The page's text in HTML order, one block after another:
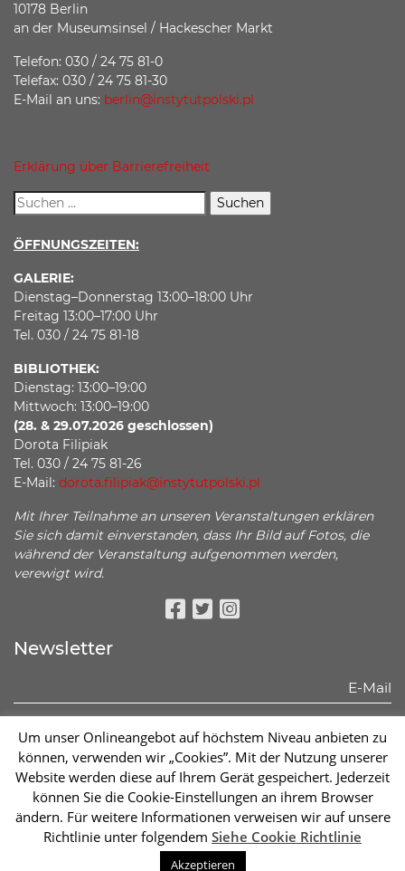
10178 Berlin
an der Museumsinsel / Hackescher Markt
Telefon: 030 / 24 75 81-0
Telefax: 030 / 24 75 81-30
E-Mail an uns: berlin@instytutpolski.pl
Erklärung über Barrierefreiheit
ÖFFNUNGSZEITEN:
GALERIE:
Dienstag–Donnerstag 13:00–18:00 Uhr
Freitag 13:00–17:00 Uhr
Tel. 030 / 24 75 81-18
BIBLIOTHEK:
Dienstag: 13:00–19:00
Mittwoch: 13:00–19:00
(28. & 29.07.2026 geschlossen)
Dorota Filipiak
Tel. 030 / 24 75 81-26
E-Mail: dorota.filipiak@instytutpolski.pl
Mit Ihrer Teilnahme an unseren Veranstaltungen erklären
Sie sich damit einverstanden, dass Ihr Bild auf Fotos, die
während der Veranstaltung aufgenommen werden,
verewigt wird.
Newsletter
Informationen bekannt gemacht habe:
Mehr sehen
Abonnieren
Um unser Onlineangebot auf höchstem Niveau anbieten zu
können, verwenden wir „Cookies”. Mit der Nutzung unserer
Website werden diese auf Ihrem Gerät gespeichert. Jederzeit
können Sie die Cookie-Einstellungen an ihrem Browser
ändern. Für weitere Informationen verweisen wir auf unsere
Richtlinie unter folgendem Siehe Cookie Richtlinie
Akzeptieren